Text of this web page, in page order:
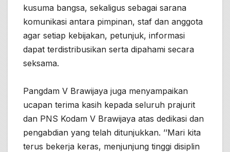
kusuma bangsa, sekaligus sebagai sarana
komunikasi antara pimpinan, staf dan anggota
agar setiap kebijakan, petunjuk, informasi
dapat terdistribusikan serta dipahami secara
seksama.
Pangdam V Brawijaya juga menyampaikan
ucapan terima kasih kepada seluruh prajurit
dan PNS Kodam V Brawijaya atas dedikasi dan
pengabdian yang telah ditunjukkan. ’’Mari kita
terus bekerja keras, menjunjung tinggi disiplin